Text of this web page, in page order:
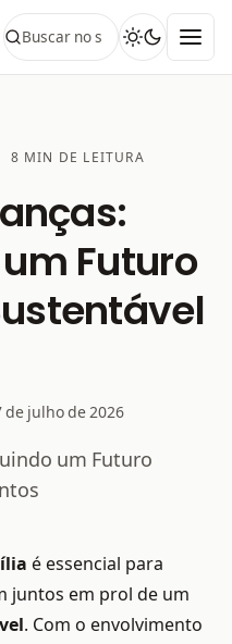
8 MIN DE LEITURA
Futuro
de julho de 2026
um Futuro
é essencial para
juntos em prol de um
. Com o envolvimento